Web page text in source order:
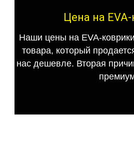
Цена на
Наши цены на EVA-
товара, который
нас дешевле. Вторая